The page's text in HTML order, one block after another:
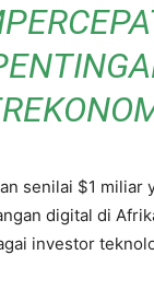
senilai $1
digital di
investor